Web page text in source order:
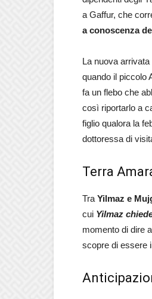
a Gaffur, che
a conoscenza
La nuova
quando il piccolo
fa un flebo che
così riportarlo a
figlio qualora la
dottoressa di
Terra
Tra Yilmaz e
cui Yilmaz
momento di dire
scopre di essere